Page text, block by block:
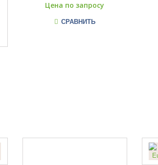
Цена по запросу
СРАВНИТЬ